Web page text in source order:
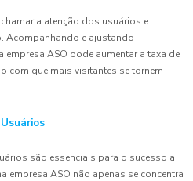
a atenção dos usuários e
Acompanhando e ajustando
empresa ASO pode aumentar a taxa de
com que mais visitantes se tornem
são essenciais para o sucesso a
empresa ASO não apenas se concentra